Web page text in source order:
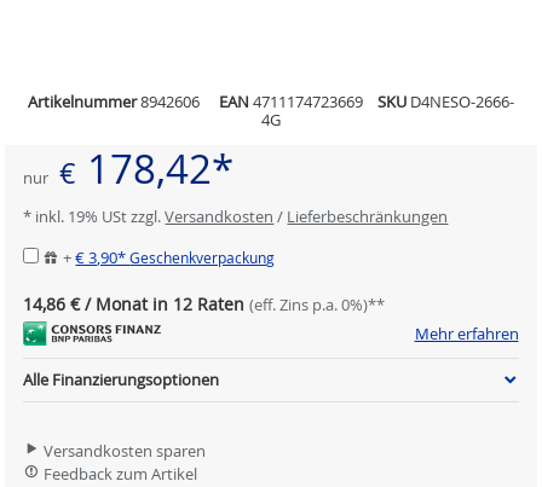
Artikelnummer8942606 EAN 4711174723669 SKU D4NESO-2666-
4G
nur € 178,42*
* inkl. 19% USt zzgl.Versandkosten / Lieferbeschränkungen
+€ 3,90*Geschenkverpackung
14,86 € / Monat in 12 Raten (eff. Zins p.a. 0%)**
Mehr erfahren
Alle Finanzierungsoptionen
Versandkosten sparen
Feedback zum Artikel